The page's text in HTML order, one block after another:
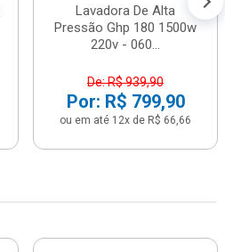
Lavadora De Alta
Pressão Ghp 180 1500w
220v - 060...
De: R$ 939,90
Por: R$ 799,90
ou em até 12x de R$ 66,66